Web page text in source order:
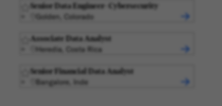
Senior Data Engineer- Cybersecurity
Golden, Colorado
Associate Data Analyst
Heredia, Costa Rica
Senior Financial Data Analyst
Bangalore, Inde